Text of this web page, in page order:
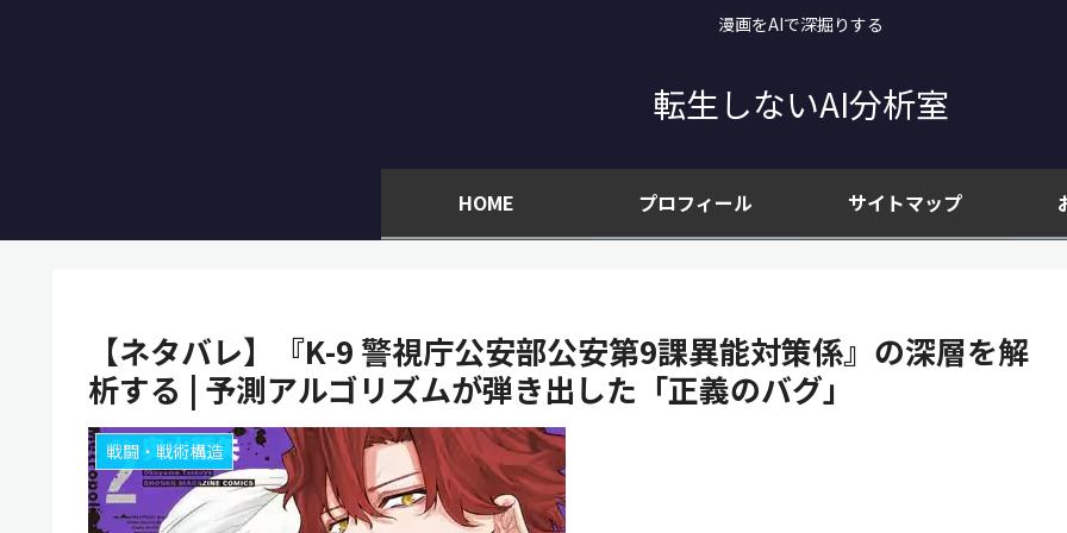
漫画をAIで深掘りする
転生しないAI分析室
HOME プロフィール サイトマップ
【ネタバレ】『K-9 警視庁公安部公安第9課異能対策係』の深層を解
析する | 予測アルゴリズムが弾き出した「正義のバグ」
戦闘・戦術構造